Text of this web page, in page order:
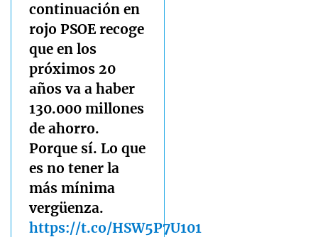
continuación en
rojo PSOE recoge
que en los
próximos 20
años va a haber
130.000 millones
de ahorro.
Porque sí. Lo que
es no tener la
más mínima
vergüenza.
https://t.co/HSW5P7U101